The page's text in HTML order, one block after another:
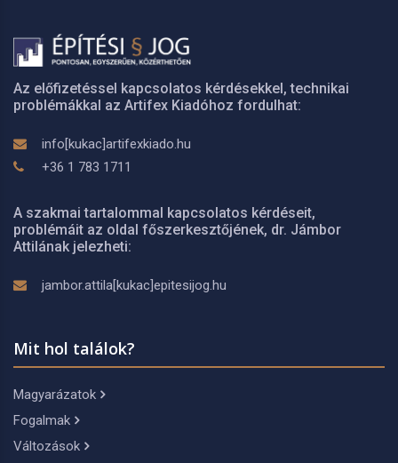
Az előfizetéssel kapcsolatos kérdésekkel, technikai
problémákkal az Artifex Kiadóhoz fordulhat:
info[kukac]artifexkiado.hu
+36 1 783 1711
A szakmai tartalommal kapcsolatos kérdéseit,
problémáit az oldal főszerkesztőjének, dr. Jámbor
Attilának jelezheti:
jambor.attila[kukac]epitesijog.hu
Mit hol találok?
Magyarázatok
Fogalmak
Változások